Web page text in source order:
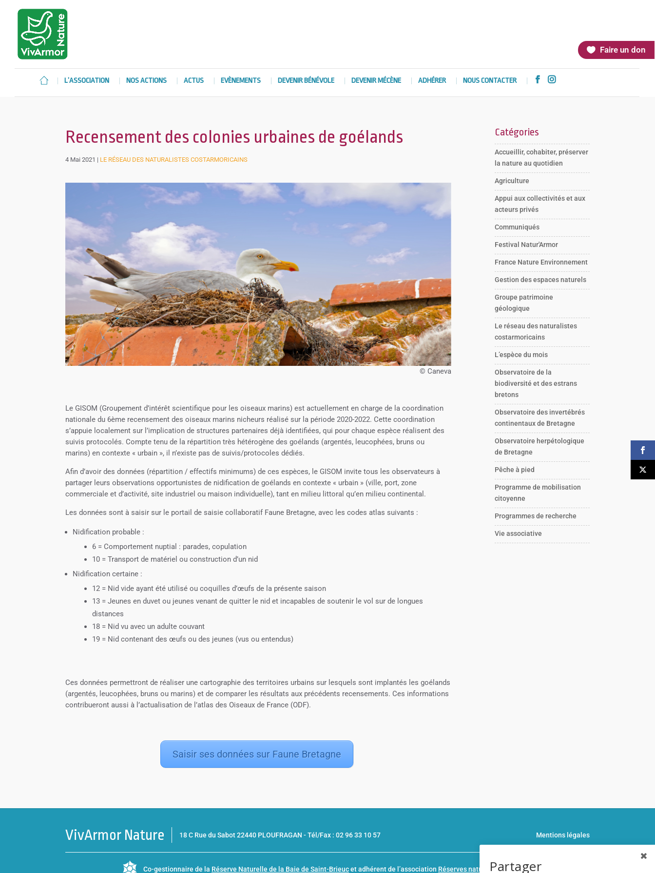
Faire un don
L’ASSOCIATION NOS ACTIONS ACTUS EVÈNEMENTS DEVENIR BÉNÉVOLE DEVENIR MÉCÈNE ADHÉRER NOUS CONTACTER  
Recensement des colonies urbaines de goélands
4 Mai 2021 | LE RÉSEAU DES NATURALISTES COSTARMORICAINS
© Caneva
Le GISOM (Groupement d’intérêt scientifique pour les oiseaux marins) est actuellement en charge de la coordination
nationale du 6ème recensement des oiseaux marins nicheurs réalisé sur la période 2020-2022. Cette coordination
s’appuie localement sur l’implication de structures partenaires déjà identifiées, qui pour chaque espèce réalisent des
suivis protocolés. Compte tenu de la répartition très hétérogène des goélands (argentés, leucophées, bruns ou
marins) en contexte « urbain », il n’existe pas de suivis/protocoles dédiés.
Afin d’avoir des données (répartition / effectifs minimums) de ces espèces, le GISOM invite tous les observateurs à
partager leurs observations opportunistes de nidification de goélands en contexte « urbain » (ville, port, zone
commerciale et d’activité, site industriel ou maison individuelle), tant en milieu littoral qu’en milieu continental.
Les données sont à saisir sur le portail de saisie collaboratif Faune Bretagne, avec les codes atlas suivants :
Nidification probable :
6 = Comportement nuptial : parades, copulation
10 = Transport de matériel ou construction d’un nid
Nidification certaine :
12 = Nid vide ayant été utilisé ou coquilles d’œufs de la présente saison
13 = Jeunes en duvet ou jeunes venant de quitter le nid et incapables de soutenir le vol sur de longues
distances
18 = Nid vu avec un adulte couvant
19 = Nid contenant des œufs ou des jeunes (vus ou entendus)
Ces données permettront de réaliser une cartographie des territoires urbains sur lesquels sont implantés les goélands
(argentés, leucophées, bruns ou marins) et de comparer les résultats aux précédents recensements. Ces informations
contribueront aussi à l’actualisation de l’atlas des Oiseaux de France (ODF).
Saisir ses données sur Faune Bretagne
Catégories
Accueillir, cohabiter, préserver
la nature au quotidien
Agriculture
Appui aux collectivités et aux
acteurs privés
Communiqués
Festival Natur'Armor
France Nature Environnement
Gestion des espaces naturels
Groupe patrimoine
géologique
Le réseau des naturalistes
costarmoricains
L’espèce du mois
Observatoire de la
biodiversité et des estrans
bretons
Observatoire des invertébrés
continentaux de Bretagne
Observatoire herpétologique
de Bretagne
Pêche à pied
Programme de mobilisation
citoyenne
Programmes de recherche
Vie associative
VivArmor Nature 18 C Rue du Sabot 22440 PLOUFRAGAN -Tél/Fax : 02 96 33 10 57 Mentions légales
Co-gestionnaire de la Réserve Naturelle de la Baie de Saint-Brieucet adhérent de l’association Réserves naturelles de France
Partager